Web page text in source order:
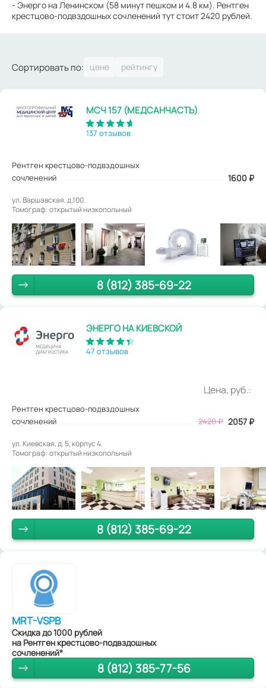
- Энерго на Ленинском (58 минут пешком и 4.8 км). Рентген
крестцово-подвздошных сочленений тут стоит 2420 рублей.
Сортировать по:
МСЧ 157 (МЕДСАНЧАСТЬ)
137 отзывов
Рентген крестцово-подвздошных
сочленений
1600 ₽
ул. Варшавская, д.100.
Томограф: открытый низкопольный
8 (812) 385-69-22
ЭНЕРГО НА КИЕВСКОЙ
47 отзывов
Цена, руб.:
Рентген крестцово-подвздошных
сочленений
2420₽ 2057 ₽
ул. Киевская, д. 5, корпус 4.
Томограф: открытый низкопольный
8 (812) 385-69-22
MRT-VSPB
Скидка до 1000 рублей
на Рентген крестцово-подвздошных
сочленений*
8 (812) 385-77-56